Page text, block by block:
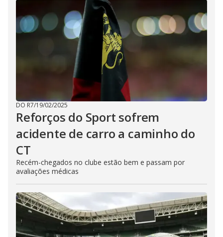
DO R7/19/02/2025
Reforços do Sport sofrem
acidente de carro a caminho do
CT
Recém-chegados no clube estão bem e passam por
avaliações médicas